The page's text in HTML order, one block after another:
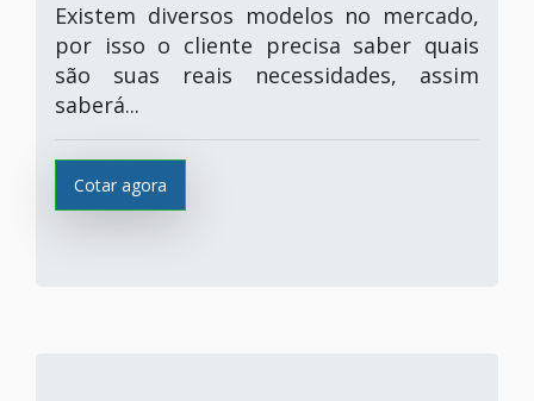
Existem diversos modelos no mercado,
por isso o cliente precisa saber quais
são suas reais necessidades, assim
saberá...
Cotar agora